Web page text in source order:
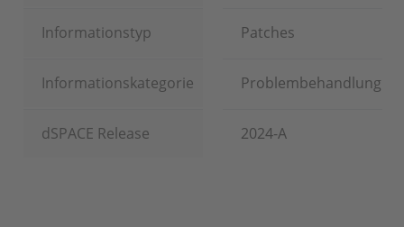
Informationstyp Patches
Informationskategorie Problembehandlung
dSPACE Release 2024-A